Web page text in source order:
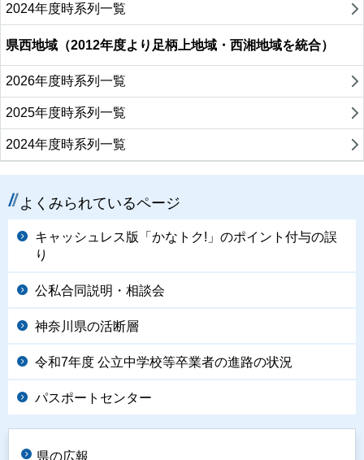
2024年度時系列一覧
県西地域（2012年度より足柄上地域・西湘地域を統合）
2026年度時系列一覧
2025年度時系列一覧
2024年度時系列一覧
よくみられているページ
キャッシュレス版「かなトク!」のポイント付与の誤
り
公私合同説明・相談会
神奈川県の活断層
令和7年度 公立中学校等卒業者の進路の状況
パスポートセンター
県の広報